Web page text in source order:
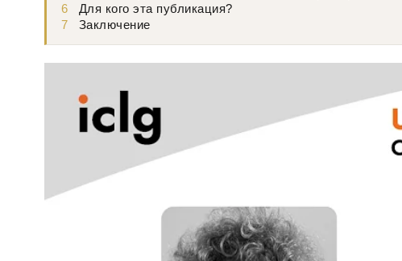
6
Для кого эта публикация?
7
Заключение